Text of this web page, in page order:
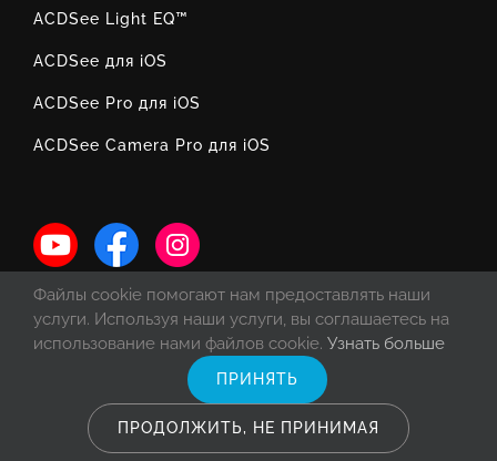
ACDSee Light EQ™
ACDSee для iOS
ACDSee Pro для iOS
ACDSee Camera Pro для iOS
2026 ACD Systems International Inc. | Все права
защищены. | Защищено законом об авторских правах США и Канаде, а
также международными договорами.
Файлы cookie помогают нам предоставлять наши
услуги. Используя наши услуги, вы соглашаетесь на
использование нами файлов cookie. Узнать больше
ПРИНЯТЬ
ПРОДОЛЖИТЬ, НЕ ПРИНИМАЯ